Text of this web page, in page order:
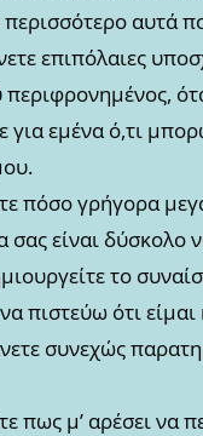
αυτά
επιπόλαιες
για εμένα ό,τι
πόσο γρήγορα
σας είναι
το
πιστεύω ότι είμαι
συνεχώς
πως μ’ αρέσει να